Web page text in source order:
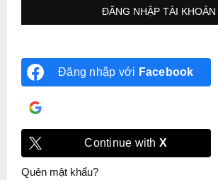
Đăng nhập với Facebook
Continue with X
Quên mật khẩu?